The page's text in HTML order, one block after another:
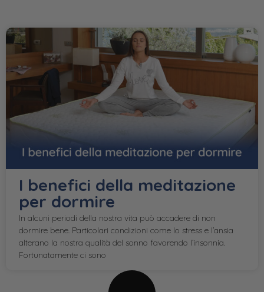
I benefici della meditazione
per dormire
In alcuni periodi della nostra vita può accadere di non
dormire bene. Particolari condizioni come lo stress e l’ansia
alterano la nostra qualità del sonno favorendo l’insonnia.
Fortunatamente ci sono